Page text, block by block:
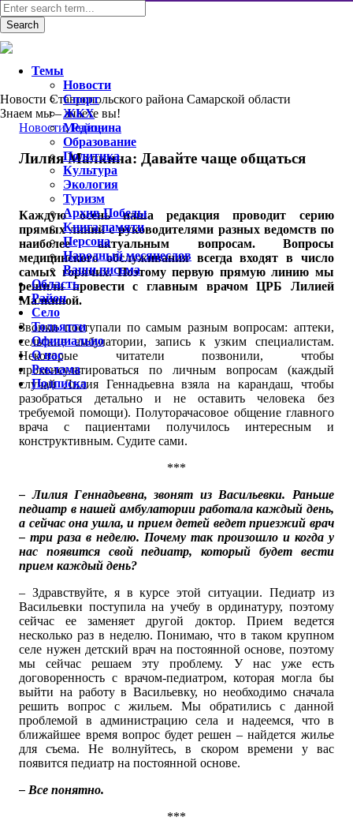
Новости Ставропольского района Самарской области
Знаем мы – знаете вы!
Новости,Район
Лилия Малкина: Давайте чаще общаться
Каждую осень наша редакция проводит серию
прямых линий с руководителями разных ведомств по
наиболее актуальным вопросам. Вопросы
медицинского обслуживания всегда входят в число
самых горячих. Поэтому первую прямую линию мы
решили провести с главным врачом ЦРБ Лилией
Малкиной.
Звонки поступали по самым разным вопросам: аптеки,
сельские амбулатории, запись к узким специалистам.
Некоторые читатели позвонили, чтобы
проконсультироваться по личным вопросам (каждый
случай Лилия Геннадьевна взяла на карандаш, чтобы
разобраться детально и не оставить человека без
требуемой помощи). Полуторачасовое общение главного
врача с пациентами получилось интересным и
конструктивным. Судите сами.
***
– Лилия Геннадьевна, звонят из Васильевки. Раньше
педиатр в нашей амбулатории работала каждый день,
а сейчас она ушла, и прием детей ведет приезжий врач
– три раза в неделю. Почему так произошло и когда у
нас появится свой педиатр, который будет вести
прием каждый день?
– Здравствуйте, я в курсе этой ситуации. Педиатр из
Васильевки поступила на учебу в ординатуру, поэтому
сейчас ее заменяет другой доктор. Прием ведется
несколько раз в неделю. Понимаю, что в таком крупном
селе нужен детский врач на постоянной основе, поэтому
мы сейчас решаем эту проблему. У нас уже есть
договоренность с врачом-педиатром, которая могла бы
выйти на работу в Васильевку, но необходимо сначала
решить вопрос с жильем. Мы обратились с данной
проблемой в администрацию села и надеемся, что в
ближайшее время вопрос будет решен – найдется жилье
для съема. Не волнуйтесь, в скором времени у вас
появится педиатр на постоянной основе.
– Все понятно.
***
Темы
Новости
Спорт
ЖКХ
Медицина
Образование
Политика
Культура
Экология
Туризм
Архив Победы
Книга памяти
Персона
Народный месяцеслов
Ваши письма
Область
Район
Село
Тольятти
Официально
О нас
Реклама
Подписка